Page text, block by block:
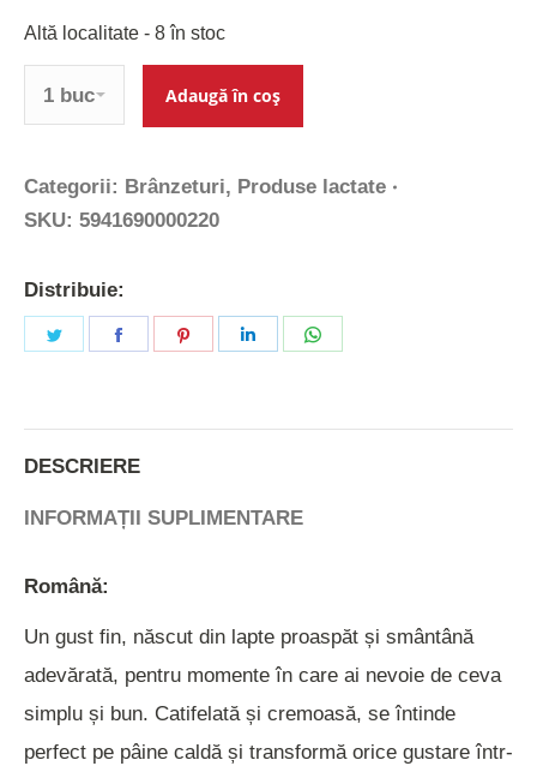
Altă localitate - 8 în stoc
Adaugă în coș
Categorii: Brânzeturi, Produse lactate
SKU: 5941690000220
Distribuie:
Share
Share
Share
Share
DESCRIERE
INFORMAȚII SUPLIMENTARE
Română:
Un gust fin, născut din lapte proaspăt și smântână
adevărată, pentru momente în care ai nevoie de ceva
simplu și bun. Catifelată și cremoasă, se întinde
perfect pe pâine caldă și transformă orice gustare într-